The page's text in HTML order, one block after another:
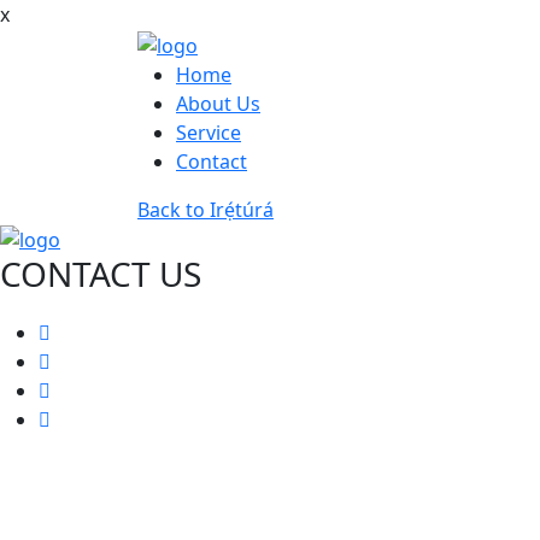
x
Home
About Us
Service
Contact
Back to Irẹ́túrá
CONTACT US